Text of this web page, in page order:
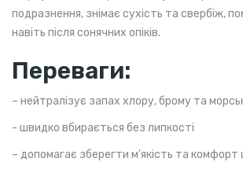
подразнення, знімає сухість та свербіж,
навіть після сонячних опіків.
Переваги:
– нейтралізує запах хлору, брому та
- швидко вбирається без липкості
– допомагає зберегти м'якість та комфорт